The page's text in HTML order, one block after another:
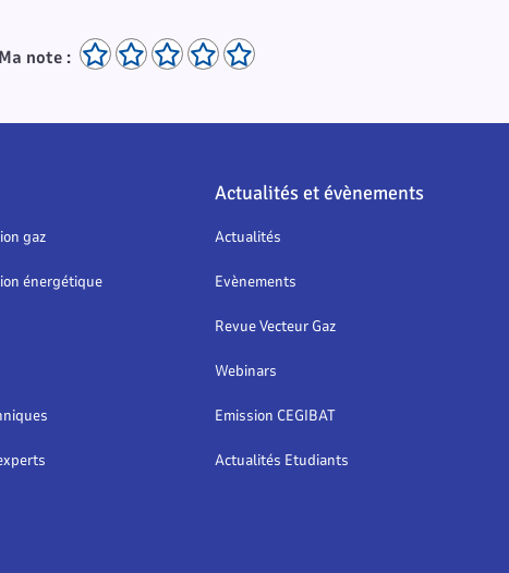
Ma note :
gaz
énergétique
Actualités et évènements
Actualités
Evènements
Revue Vecteur Gaz
Webinars
Emission CEGIBAT
Actualités Etudiants